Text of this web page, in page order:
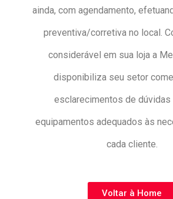
ainda, com agendamento,
preventiva/corretiva no local.
considerável em sua loja a
disponibiliza seu setor
esclarecimentos de
equipamentos adequados às
cada cliente.
Voltar à Home